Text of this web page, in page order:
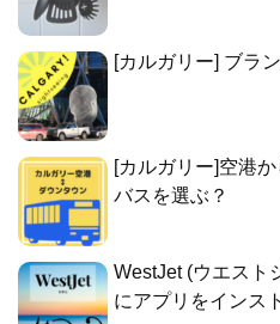
[カルガリー] ブラ
[カルガリー]空港
バスを選ぶ？
WestJet (ウエスト
にアプリをインス